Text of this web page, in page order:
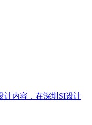
计内容，在深圳SI设计